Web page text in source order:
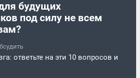
будущих
под силу не всем
ответьте на эти 10 вопросов и